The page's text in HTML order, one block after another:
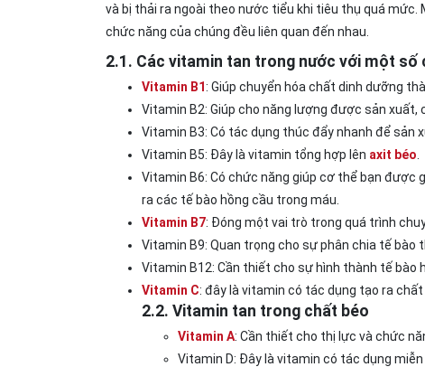
và bị thải ra ngoài theo nước tiểu khi tiêu thụ quá
chức năng của chúng đều liên quan đến nhau.
2.1. Các vitamin tan trong nước với một số
Vitamin B1: Giúp chuyển hóa chất dinh dưỡng
Vitamin B2: Giúp cho năng lượng được sản
Vitamin B3: Có tác dụng thúc đẩy nhanh để sản
Vitamin B5: Đây là vitamin tổng hợp lên axit béo
Vitamin B6: Có chức năng giúp cơ thể bạn
ra các tế bào hồng cầu trong máu.
Vitamin B7: Đóng một vai trò trong quá trình
Vitamin B9: Quan trọng cho sự phân chia tế bào
Vitamin B12: Cần thiết cho sự hình thành tế bào
Vitamin C: đây là vitamin có tác dụng tạo ra
2.2. Vitamin tan trong chất béo
Vitamin A: Cần thiết cho thị lực và chức
Vitamin D: Đây là vitamin có tác dụng